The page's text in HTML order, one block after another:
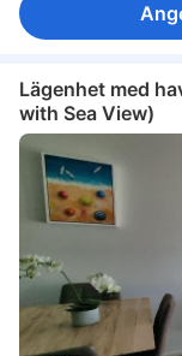
Lägenhet med
with Sea View)